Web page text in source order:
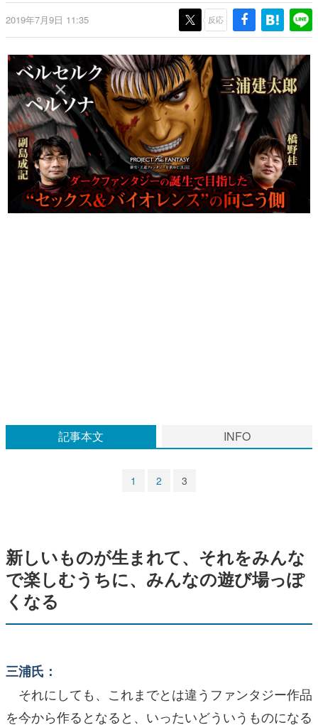
『うつヌケ』『ペンと箸』等で知られるマンガ家・田中圭
一先生によるゲーム業界レポートマンガです。
なんでゲームは面白い？
ゲーム開発者・hamatsu氏がゲームの魅力を画面や操作の
具体的な形から解き明かしていく、硬派で骨太な評論連載
です。
ゲームが変えた日本語
「経験値」「裏技」「ラスボス」… ゲームにまつわる言葉
の起源や用法の変遷を、コンピューター文化史研究家・タ
イニーP氏が徹底調査。
カテゴリ
特集記事
2019年7月9日 11:35 反応
記事本文 INFO
1 2 3
新しいものが生まれて、それをみんな
で楽しむうちに、みんなの遊び場っぽ
くなる
三浦氏：
それにしても、これまでとは違うファンタジー作品
を今から作るとなると、いったいどういうものになる